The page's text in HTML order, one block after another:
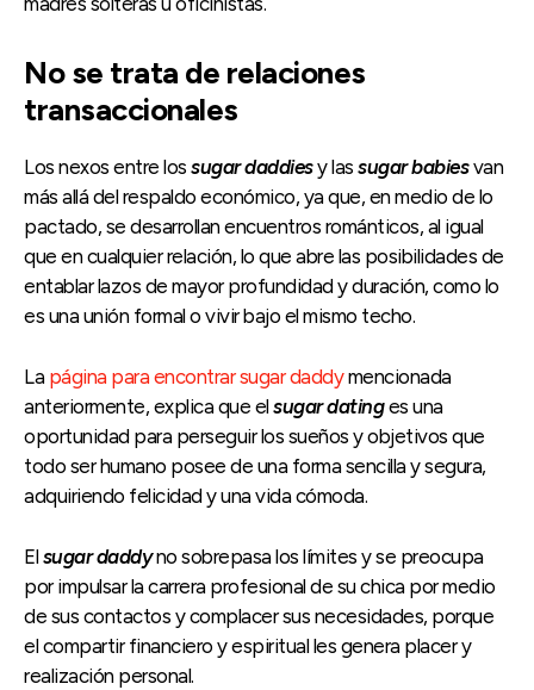
No se trata de relaciones
transaccionales
Los nexos entre los sugar daddiesy las sugar babiesvan
más allá del respaldo económico, ya que, en medio de lo
pactado, se desarrollan encuentros románticos, al igual
que en cualquier relación, lo que abre las posibilidades de
entablar lazos de mayor profundidad y duración, como lo
es una unión formal o vivir bajo el mismo techo.
La página para encontrar sugar daddymencionada
anteriormente, explica que elsugar datinges una
oportunidad para perseguir los sueños y objetivos que
todo ser humano posee de una forma sencilla y segura,
adquiriendo felicidad y una vida cómoda.
Elsugar daddyno sobrepasa los límites y se preocupa
por impulsar la carrera profesional de su chica por medio
de sus contactos y complacer sus necesidades, porque
el compartir financiero y espiritual les genera placer y
realización personal.